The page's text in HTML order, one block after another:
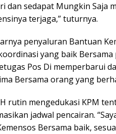
dan sedapat Mungkin Saja
terjaga,” tuturnya.
penyaluran Bantuan
yang baik
Pos Di memperbarui
Bersama orang yang
rutin mengedukasi KPM
jadwal pencairan.
Bersama baik,